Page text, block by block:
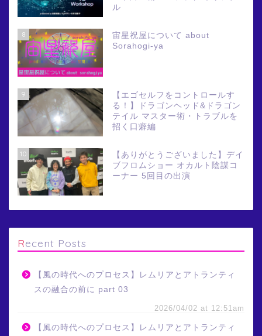
ル
8
宙星祝屋について about
Sorahogi-ya
9
【エゴセルフをコントロールす
る！】ドラゴンヘッド&ドラゴン
テイル マスター術・トラブルを
招く口癖編
10
【ありがとうございました】デイ
ブフロムショー オカルト陰謀コ
ーナー 5回目の出演
Recent Posts
【風の時代へのプロセス】レムリアとアトランティ
スの融合の前に part 03
2026/04/02 at 12:51am
【風の時代へのプロセス】レムリアとアトランティ